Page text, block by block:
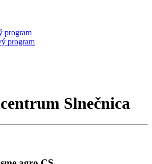
program
program
Slnečnica